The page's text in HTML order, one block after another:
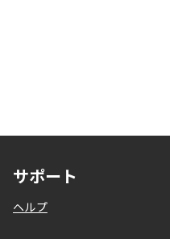
サポート
ヘルプ